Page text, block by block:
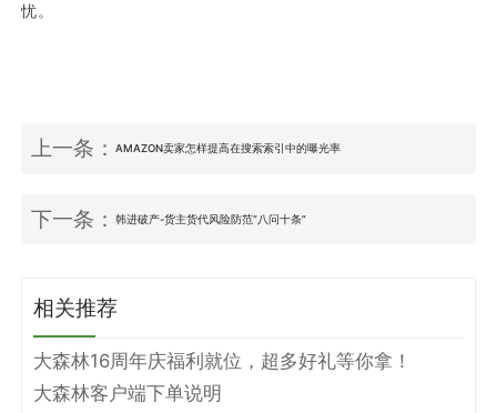
忧。
上一条：AMAZON卖家怎样提高在搜索索引中的曝光率
下一条：韩进破产-货主货代风险防范“八问十条”
相关推荐
大森林16周年庆福利就位，超多好礼等你拿！
大森林客户端下单说明